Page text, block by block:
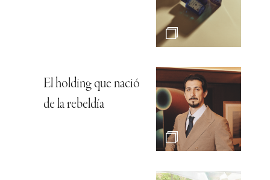
El holding que nació
de la rebeldía